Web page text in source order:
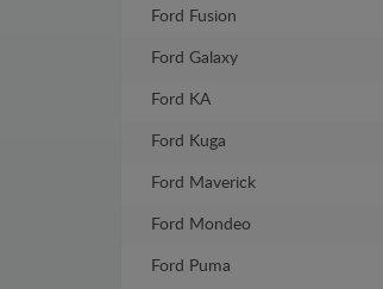
Ford Fusion
Ford Galaxy
Ford KA
Ford Kuga
Ford Maverick
Ford Mondeo
Ford Puma